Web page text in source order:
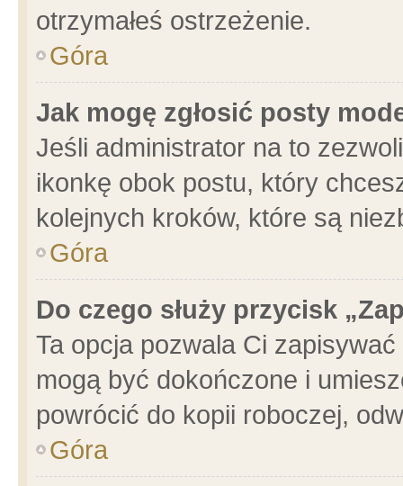
otrzymałeś ostrzeżenie.
Góra
Jak mogę zgłosić posty
Jeśli administrator na to
ikonkę obok postu, który
kolejnych kroków, które są
Góra
Do czego służy przycisk
Ta opcja pozwala Ci
mogą być dokończone i
powrócić do kopii roboczej,
Góra